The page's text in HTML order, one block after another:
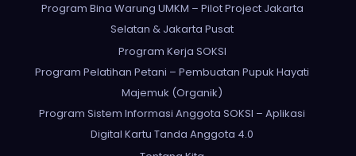
Program Bina Warung UMKM – Pilot Project Jakarta
Selatan & Jakarta Pusat
Program Kerja SOKSI
Program Pelatihan Petani – Pembuatan Pupuk Hayati
Majemuk (Organik)
Program Sistem Informasi Anggota SOKSI – Aplikasi
Digital Kartu Tanda Anggota 4.0